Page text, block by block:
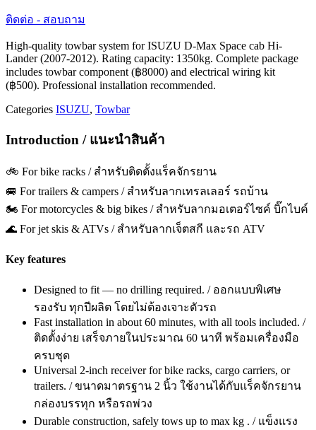
ติดต่อ - สอบถาม
High-quality towbar system for ISUZU D-Max Space cab Hi-
Lander (2007-2012). Rating capacity: 1350kg. Complete package
includes towbar component (฿8000) and electrical wiring kit
(฿500). Professional installation recommended.
Categories ISUZU, Towbar
Introduction / แนะนำสินค้า
🚲 For bike racks / สำหรับติดตั้งแร็คจักรยาน
🚐 For trailers & campers / สำหรับลากเทรลเลอร์ รถบ้าน
🏍️ For motorcycles & big bikes / สำหรับลากมอเตอร์ไซค์ บิ๊กไบค์
🌊 For jet skis & ATVs / สำหรับลากเจ็ตสกี และรถ ATV
Key features
Designed to fit — no drilling required. / ออกแบบพิเศษ
รองรับ ทุกปีผลิต โดยไม่ต้องเจาะตัวรถ
Fast installation in about 60 minutes, with all tools included. /
ติดตั้งง่าย เสร็จภายในประมาณ 60 นาที พร้อมเครื่องมือ
ครบชุด
Universal 2-inch receiver for bike racks, cargo carriers, or
trailers. / ขนาดมาตรฐาน 2 นิ้ว ใช้งานได้กับแร็คจักรยาน
กล่องบรรทุก หรือรถพ่วง
Durable construction, safely tows up to max kg . / แข็งแรง